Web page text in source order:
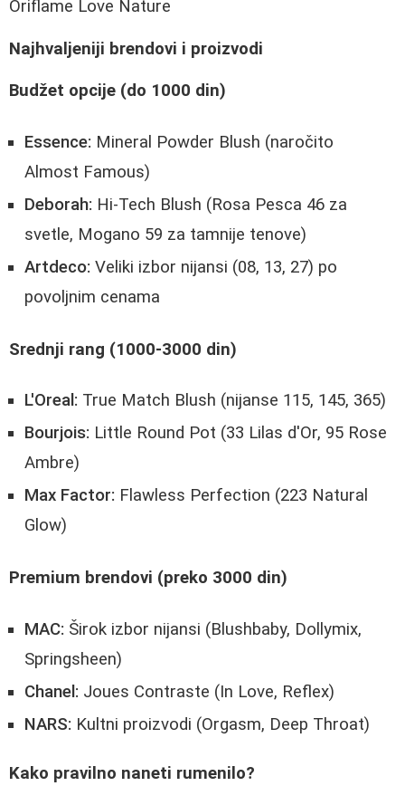
Oriflame Love Nature
Najhvaljeniji brendovi i proizvodi
Budžet opcije (do 1000 din)
Essence: Mineral Powder Blush (naročito
Almost Famous)
Deborah: Hi-Tech Blush (Rosa Pesca 46 za
svetle, Mogano 59 za tamnije tenove)
Artdeco: Veliki izbor nijansi (08, 13, 27) po
povoljnim cenama
Srednji rang (1000-3000 din)
L'Oreal: True Match Blush (nijanse 115, 145, 365)
Bourjois: Little Round Pot (33 Lilas d'Or, 95 Rose
Ambre)
Max Factor: Flawless Perfection (223 Natural
Glow)
Premium brendovi (preko 3000 din)
MAC: Širok izbor nijansi (Blushbaby, Dollymix,
Springsheen)
Chanel: Joues Contraste (In Love, Reflex)
NARS: Kultni proizvodi (Orgasm, Deep Throat)
Kako pravilno naneti rumenilo?